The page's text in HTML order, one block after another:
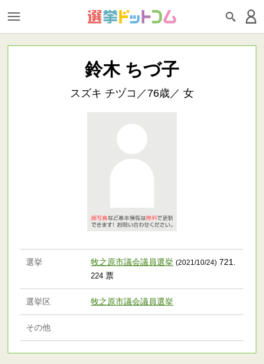
鈴木 ちづ子
スズキ チヅコ／76歳／ 女
選挙 牧之原市議会議員選挙 (2021/10/24) 721 .
224 票
選挙区 牧之原市議会議員選挙
その他